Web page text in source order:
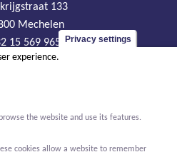
133
Mechelen
15 569 965
Mechelen
Privacy settings
experience.
the website and use its features.
cookies allow a website to remember